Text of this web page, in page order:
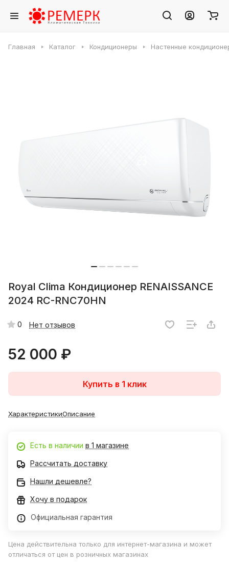
Главная Каталог Кондиционеры Настенные
Royal Clima Кондиционер RENAISSANCE
2024 RC-RNС70HN
0 Нет отзывов
52 000 ₽
Купить в 1 клик
ХарактеристикиОписание
Есть в наличии в 1 магазине
Рассчитать доставку
Нашли дешевле?
Хочу в подарок
Официальная гарантия
Цена действительна только для интернет-магазина и может
отличаться от цен в розничных магазинах